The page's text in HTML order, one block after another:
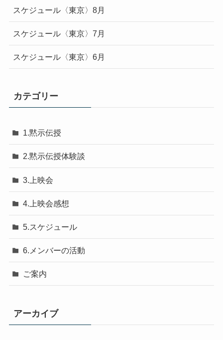
スケジュール〈東京〉8月
スケジュール〈東京〉7月
スケジュール〈東京〉6月
カテゴリー
1.黙示伝授
2.黙示伝授体験談
3.上映会
4.上映会感想
5.スケジュール
6.メンバーの活動
ご案内
アーカイブ